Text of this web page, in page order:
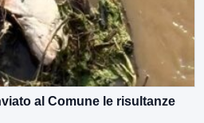
al Comune le risultanze